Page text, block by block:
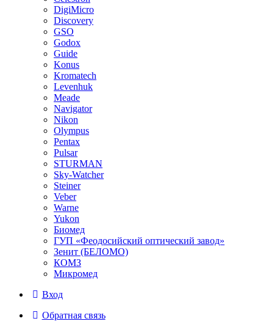
DigiMicro
Discovery
GSO
Godox
Guide
Konus
Kromatech
Levenhuk
Meade
Navigator
Nikon
Olympus
Pentax
Pulsar
STURMAN
Sky-Watcher
Steiner
Veber
Warne
Yukon
Биомед
ГУП «Феодосийский оптический завод»
Зенит (БЕЛОМО)
КОМЗ
Микромед
Вход
Обратная связь